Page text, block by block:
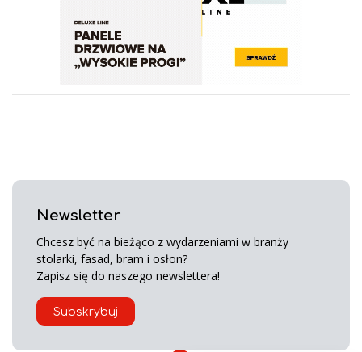
Newsletter
Chcesz być na bieżąco z wydarzeniami w branży
stolarki, fasad, bram i osłon?
Zapisz się do naszego newslettera!
Subskrybuj